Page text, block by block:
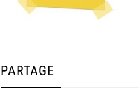
PARTAGE